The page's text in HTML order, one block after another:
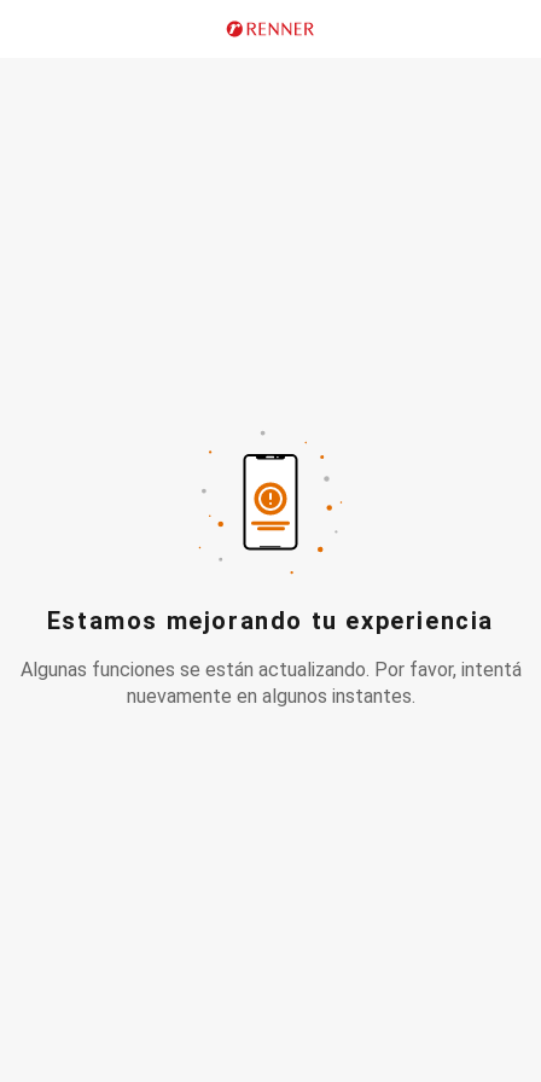
Estamos mejorando tu experiencia
Algunas funciones se están actualizando. Por favor, intentá
nuevamente en algunos instantes.